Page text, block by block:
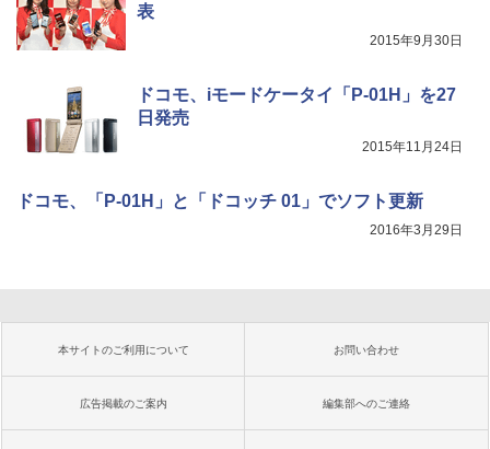
表
2015年9月30日
ドコモ、iモードケータイ「P-01H」を27
日発売
2015年11月24日
ドコモ、「P-01H」と「ドコッチ 01」でソフト更新
2016年3月29日
本サイトのご利用について お問い合わせ
広告掲載のご案内 編集部へのご連絡